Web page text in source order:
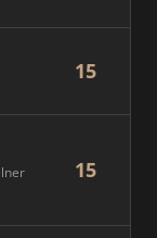
15
15